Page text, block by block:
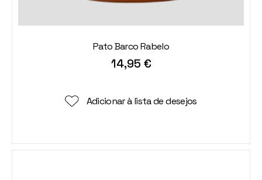
Pato Barco Rabelo
14,95 €
Adicionar à lista de desejos